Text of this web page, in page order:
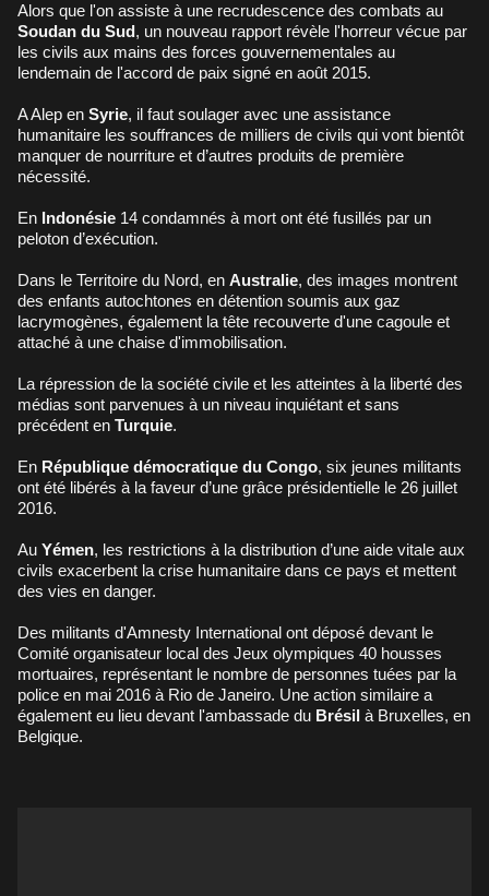
Alors que l'on assiste à une recrudescence des combats au
Soudan du Sud, un nouveau rapport révèle l'horreur vécue par
les civils aux mains des forces gouvernementales au
lendemain de l'accord de paix signé en août 2015.
A Alep en Syrie, il faut soulager avec une assistance
humanitaire les souffrances de milliers de civils qui vont bientôt
manquer de nourriture et d’autres produits de première
nécessité.
En Indonésie 14 condamnés à mort ont été fusillés par un
peloton d’exécution.
Dans le Territoire du Nord, en Australie, des images montrent
des enfants autochtones en détention soumis aux gaz
lacrymogènes, également la tête recouverte d'une cagoule et
attaché à une chaise d'immobilisation.
La répression de la société civile et les atteintes à la liberté des
médias sont parvenues à un niveau inquiétant et sans
précédent en Turquie.
En République démocratique du Congo, six jeunes militants
ont été libérés à la faveur d’une grâce présidentielle le 26 juillet
2016.
Au Yémen, les restrictions à la distribution d’une aide vitale aux
civils exacerbent la crise humanitaire dans ce pays et mettent
des vies en danger.
Des militants d'Amnesty International ont déposé devant le
Comité organisateur local des Jeux olympiques 40 housses
mortuaires, représentant le nombre de personnes tuées par la
police en mai 2016 à Rio de Janeiro. Une action similaire a
également eu lieu devant l'ambassade du Brésil à Bruxelles, en
Belgique.